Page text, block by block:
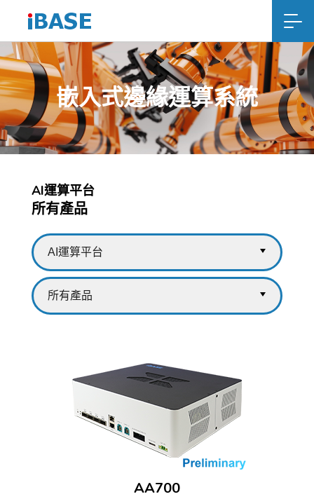
嵌入式邊緣運算系統
AI運算平台
所有產品
AA700